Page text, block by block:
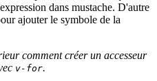
dans mustache. D'autre
ajouter le symbole de la
comment créer un accesseur
v-for.